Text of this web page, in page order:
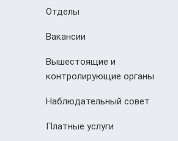
Отделы
Вакансии
Вышестоящие и
контролирующие органы
Наблюдательный совет
Платные услуги